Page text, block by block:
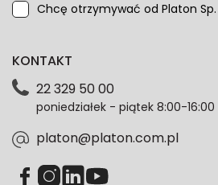
Chcę otrzymywać od Platon
przeze mnie adres e-mail
dotyczące danych osobowych
każdym czasie. Wycofanie
zgodność z prawem
KONTAKT
22 329 50 00
poniedziałek - piątek 8:00-16:00
platon@platon.com.pl